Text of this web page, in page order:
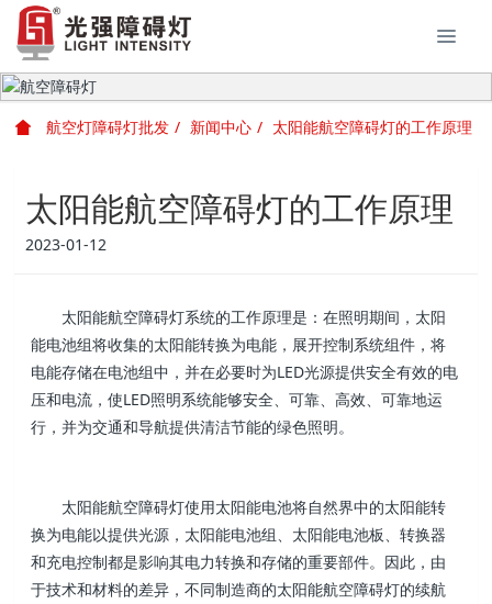
航空灯障碍灯批发 新闻中心 太阳能航空障碍灯的工作原理
太阳能航空障碍灯的工作原理
2023-01-12
太阳能航空障碍灯系统的工作原理是：在照明期间，太阳
能电池组将收集的太阳能转换为电能，展开控制系统组件，将
电能存储在电池组中，并在必要时为LED光源提供安全有效的电
压和电流，使LED照明系统能够安全、可靠、高效、可靠地运
行，并为交通和导航提供清洁节能的绿色照明。
太阳能航空障碍灯使用太阳能电池将自然界中的太阳能转
换为电能以提供光源，太阳能电池组、太阳能电池板、转换器
和充电控制都是影响其电力转换和存储的重要部件。因此，由
于技术和材料的差异，不同制造商的太阳能航空障碍灯的续航